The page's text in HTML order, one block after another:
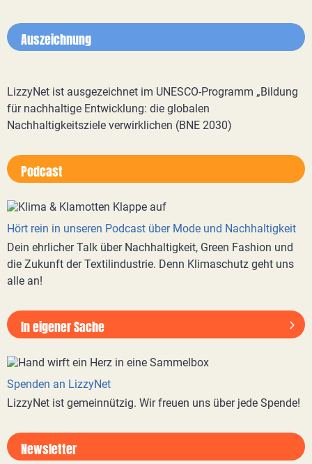
Auszeichnung
LizzyNet ist ausgezeichnet im UNESCO-Programm „Bildung
für nachhaltige Entwicklung: die globalen
Nachhaltigkeitsziele verwirklichen (BNE 2030)
Podcast
Hört rein in unseren Podcast über Mode und Nachhaltigkeit
Dein ehrlicher Talk über Nachhaltigkeit, Green Fashion und
die Zukunft der Textilindustrie. Denn Klimaschutz geht uns
alle an!
In eigener Sache
Spenden an LizzyNet
LizzyNet ist gemeinnützig. Wir freuen uns über jede Spende!
Newsletter